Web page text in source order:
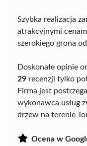
Szybka realizacja
atrakcyjnymi
szerokiego grona
Doskonałe opinie
29 recenzji tylko
Firma jest
wykonawca usług
drzew na terenie
Ocena w